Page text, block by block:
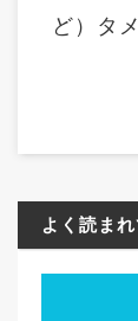
ど）タ
よく読ま